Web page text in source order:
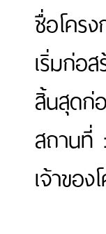
ชื่อโคร
เริ่มก่อ
สิ้นสุดก่
สถานที่
เจ้าของ